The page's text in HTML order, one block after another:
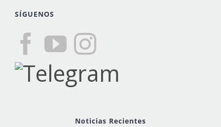
SÍGUENOS
Noticias Recientes